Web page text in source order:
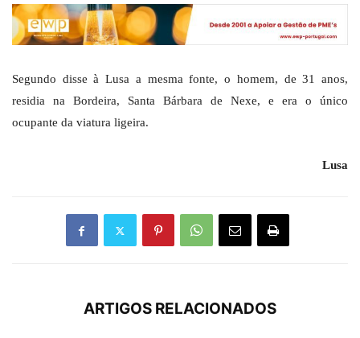
Segundo disse à Lusa a mesma fonte, o homem, de 31 anos,
residia na Bordeira, Santa Bárbara de Nexe, e era o único
ocupante da viatura ligeira.
Lusa
ARTIGOS RELACIONADOS